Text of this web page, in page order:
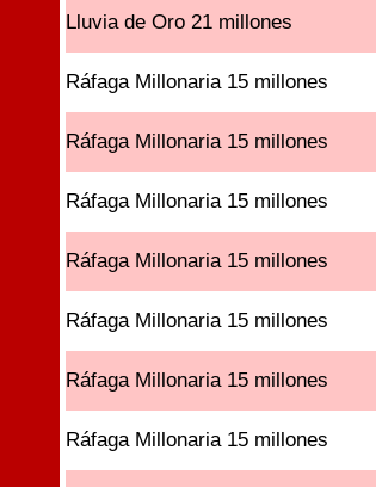
Lluvia de Oro 21 millones
Ráfaga Millonaria 15 millones
Ráfaga Millonaria 15 millones
Ráfaga Millonaria 15 millones
Ráfaga Millonaria 15 millones
Ráfaga Millonaria 15 millones
Ráfaga Millonaria 15 millones
Ráfaga Millonaria 15 millones